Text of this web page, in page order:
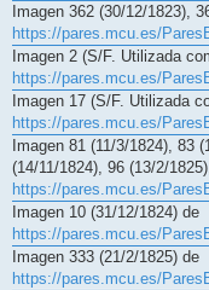
Imagen 362 (30/12/1823),
https://pares.mcu.es/
Imagen 2 (S/F. Utilizada
https://pares.mcu.es/
Imagen 17 (S/F. Utilizada
https://pares.mcu.es/
Imagen 81 (11/3/1824), 83
(14/11/1824), 96 (13/2/
https://pares.mcu.es/
Imagen 10 (31/12/1824) de
https://pares.mcu.es/
Imagen 333 (21/2/1825) de
https://pares.mcu.es/